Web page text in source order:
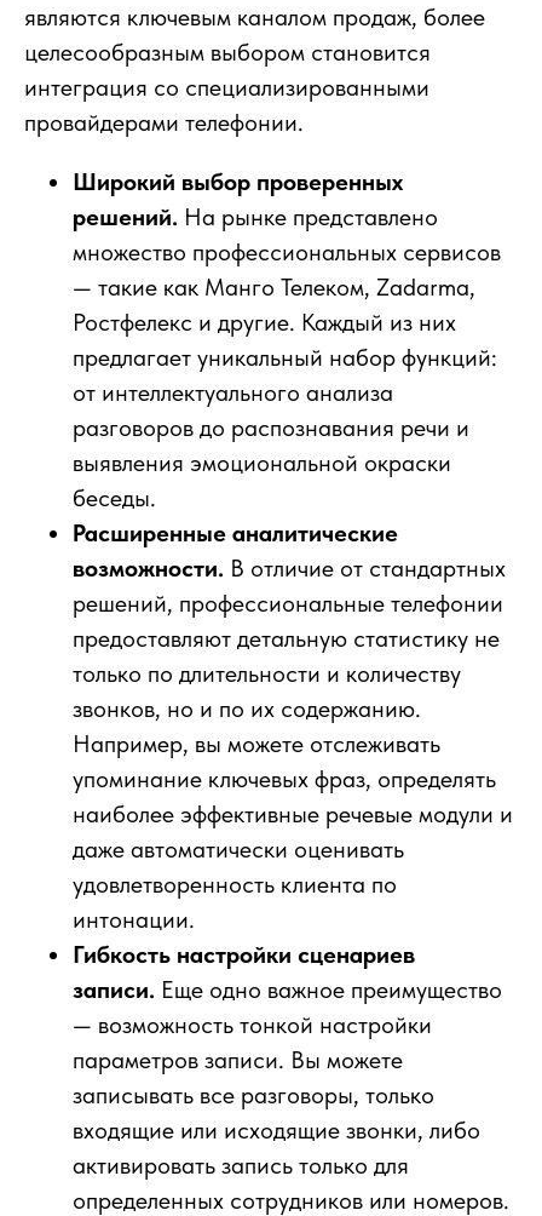
являются ключевым каналом продаж, более
целесообразным выбором становится
интеграция со специализированными
провайдерами телефонии.
Широкий выбор проверенных
решений. На рынке представлено
множество профессиональных сервисов
— такие как Манго Телеком, Zadarma,
Ростфелекс и другие. Каждый из них
предлагает уникальный набор функций:
от интеллектуального анализа
разговоров до распознавания речи и
выявления эмоциональной окраски
беседы.
Расширенные аналитические
возможности. В отличие от стандартных
решений, профессиональные телефонии
предоставляют детальную статистику не
только по длительности и количеству
звонков, но и по их содержанию.
Например, вы можете отслеживать
упоминание ключевых фраз, определять
наиболее эффективные речевые модули и
даже автоматически оценивать
удовлетворенность клиента по
интонации.
Гибкость настройки сценариев
записи. Еще одно важное преимущество
— возможность тонкой настройки
параметров записи. Вы можете
записывать все разговоры, только
входящие или исходящие звонки, либо
активировать запись только для
определенных сотрудников или номеров.